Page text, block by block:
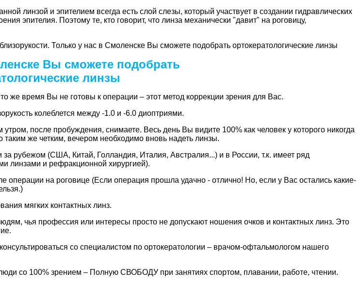
линзой и эпителием всегда есть слой слезы, который участвует в создании гидравлических
эпителия. Поэтому те, кто говорит, что линза механически "давит" на роговицу,
Только у нас в Смоленске Вы сможете подобрать ортокератологические линзы
Вы сможете подобрать
линзы
же время Вы не готовы к операции – этот метод коррекции зрения для Вас.
колеблется между -1.0 и -6.0 диоптриями.
после пробуждения, снимаете. Весь день Вы видите 100% как человек у которого никогда
же четким, вечером необходимо вновь надеть линзы.
рубежом (США, Китай, Голландия, Италия, Австралия...) и в России, т.к. имеет ряд
линзами и рефракционной хирургией).
операции на роговице (Если операция прошла удачно - отлично! Но, если у Вас остались какие-
мягких контактных линз.
чья профессия или интересы просто не допускают ношения очков и контактных линз. Это
со специалистом по ортокератологии – врачом-офтальмологом нашего
со 100% зрением – Полную СВОБОДУ при занятиях спортом, плавании, работе, чтении.